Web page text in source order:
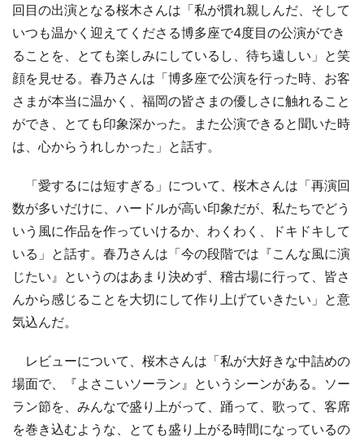
回目の出演となる桜木さんは「私が慣れ親しんだ、そして
いつも温かく迎えてくださる博多座で4度目の公演ができ
ることを、とても楽しみにしているし、待ち遠しい」と笑
顔を見せる。春乃さんは「博多座で公演を行った時、お客
さまが本当に温かく、福岡の皆さまの優しさに触れること
ができ、とても印象深かった。また公演できると聞いた時
は、心からうれしかった」と話す。
「愛するには短すぎる」について、桜木さんは「再演回
数が多いだけに、ハードルが高い印象だが、私たちでどう
いう風に作品を作っていけるか、わくわく、ドキドキして
いる」と話す。春乃さんは「今の段階では『こんな風に演
じたい』というのはあまり決めず、稽古場に行って、皆さ
んから感じることを大切にして作り上げていきたい」と意
気込んだ。
レビューについて、桜木さんは「私が大好きな中詰めの
場面で、『よさこいソーラン』というシーンがある。ソー
ラン節を、みんなで盛り上がって、踊って、歌って、客席
を巻き込むような、とても盛り上がる時間になっているの